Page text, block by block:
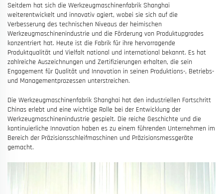
Seitdem hat sich die Werkzeugmaschinenfabrik Shanghai
weiterentwickelt und innovativ agiert, wobei sie sich auf die
Verbesserung des technischen Niveaus der heimischen
Werkzeugmaschinenindustrie und die Förderung von Produktupgrades
konzentriert hat. Heute ist die Fabrik für ihre hervorragende
Produktqualität und Vielfalt national und international bekannt. Es hat
zahlreiche Auszeichnungen und Zertifizierungen erhalten, die sein
Engagement für Qualität und Innovation in seinen Produktions-, Betriebs-
und Managementprozessen unterstreichen.
Die Werkzeugmaschinenfabrik Shanghai hat den industriellen Fortschritt
Chinas erlebt und eine wichtige Rolle bei der Entwicklung der
Werkzeugmaschinenindustrie gespielt. Die reiche Geschichte und die
kontinuierliche Innovation haben es zu einem führenden Unternehmen im
Bereich der Präzisionsschleifmaschinen und Präzisionsmessgeräte
gemacht.